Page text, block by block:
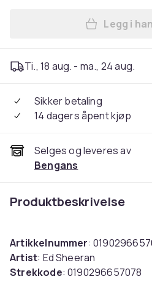
Legg i
Ti., 18 aug. - ma., 24 aug.
Sikker betaling
14 dagers åpent kjøp
Selges og leveres av
Bengans
Produktbeskrivelse
Artikkelnummer:
Artist: Ed Sheeran
Strekkode: 0190296657078